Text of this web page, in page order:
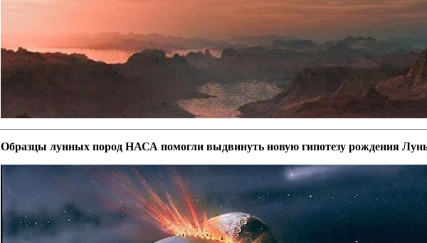
Образцы лунных пород НАСА помогли выдвинуть новую гипотезу рождения